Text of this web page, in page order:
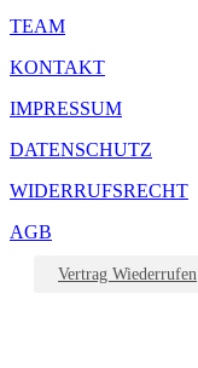
TEAM
KONTAKT
IMPRESSUM
DATENSCHUTZ
WIDERRUFSRECHT
AGB
Vertrag Wiederrufen